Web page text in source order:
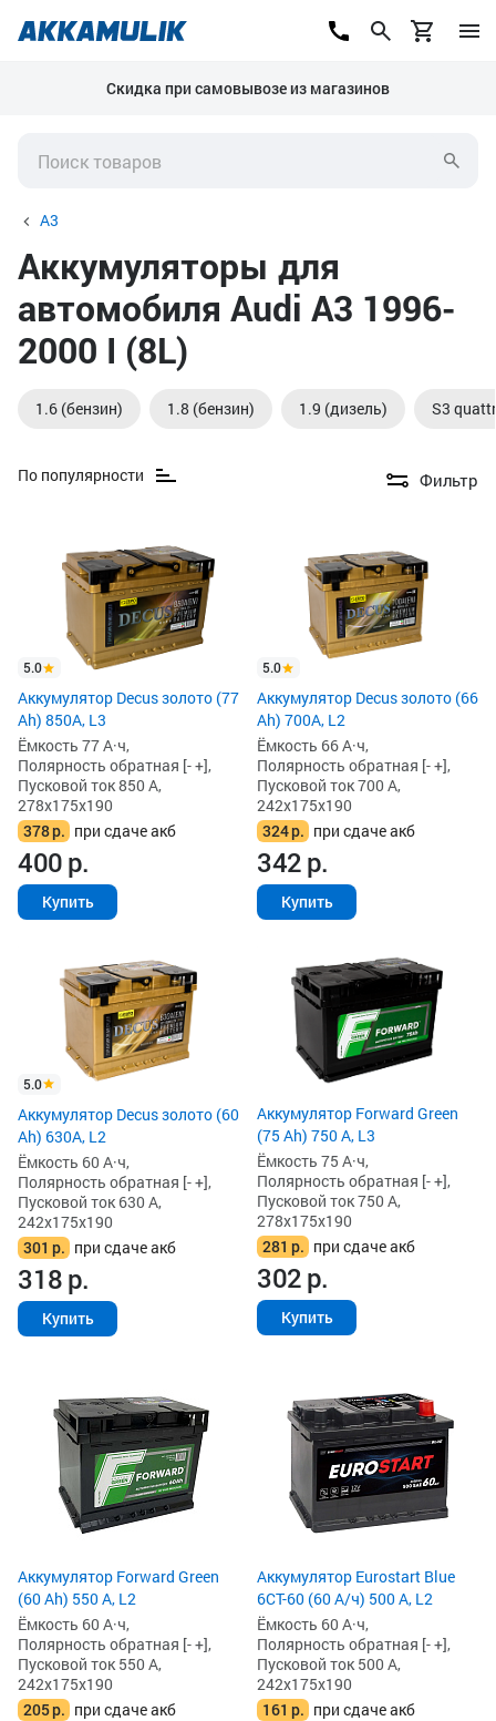
Скидка при самовывозе из магазинов
A3
Аккумуляторы для
автомобиля Audi A3 1996-
2000 I (8L)
1.6 (бензин) 1.8 (бензин) 1.9 (дизель) S3
По популярности Фильтр
5.0
Аккумулятор Decus золото (77
Ah) 850А, L3
Ёмкость 77 А·ч,
Полярность обратная [- +],
Пусковой ток 850 А,
278x175x190
378р. при сдаче акб
400р.
Купить
5.0
Аккумулятор Decus золото (66
Ah) 700A, L2
Ёмкость 66 А·ч,
Полярность обратная [- +],
Пусковой ток 700 А,
242x175x190
324р. при сдаче акб
342р.
Купить
5.0
Аккумулятор Decus золото (60
Ah) 630A, L2
Ёмкость 60 А·ч,
Полярность обратная [- +],
Пусковой ток 630 А,
242x175x190
301 р. при сдаче акб
318р.
Купить
Аккумулятор Forward Green
(75 Ah) 750 А, L3
Ёмкость 75 А·ч,
Полярность обратная [- +],
Пусковой ток 750 А,
278x175x190
281 р. при сдаче акб
302р.
Купить
Аккумулятор Forward Green
(60 Ah) 550 А, L2
Ёмкость 60 А·ч,
Полярность обратная [- +],
Пусковой ток 550 А,
242x175x190
205р. при сдаче акб
Аккумулятор Eurostart Blue
6CT-60 (60 А/ч) 500 А, L2
Ёмкость 60 А·ч,
Полярность обратная [- +],
Пусковой ток 500 А,
242x175x190
161 р. при сдаче акб